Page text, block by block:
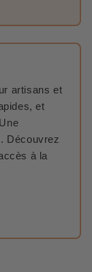
artisans et
et
Découvrez
à la